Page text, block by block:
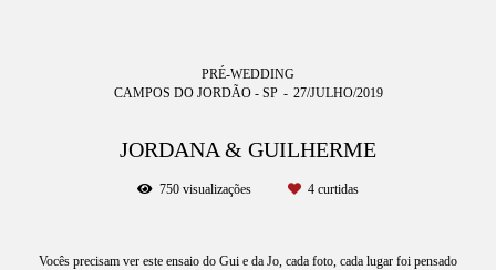
PRÉ-WEDDING
CAMPOS DO JORDÃO - SP
27/JULHO/2019
JORDANA & GUILHERME
750 visualizações 4 curtidas
Vocês precisam ver este ensaio do Gui e da Jo, cada foto, cada lugar foi pensado